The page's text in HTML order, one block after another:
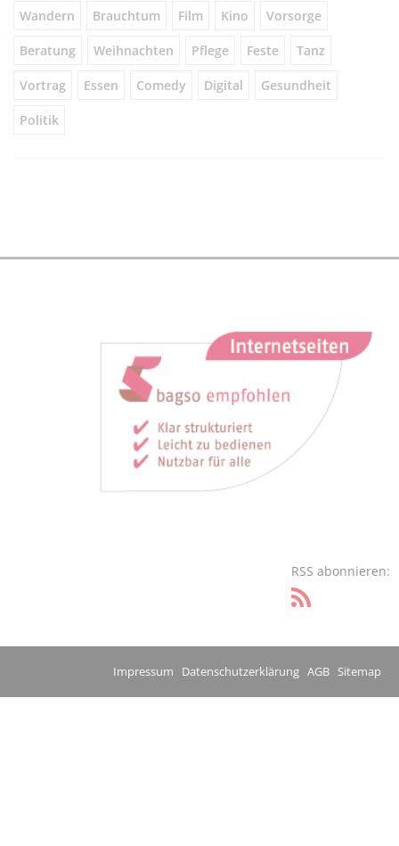
Wandern Brauchtum Film Kino Vorsorge
Beratung Weihnachten Pflege Feste Tanz
Vortrag Essen Comedy Digital Gesundheit
Politik
RSS abonnieren:
Impressum Datenschutzerklärung AGB Sitemap